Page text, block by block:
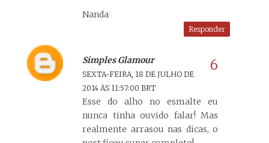
Nanda
Responder
Simples Glamour
SEXTA-FEIRA, 18 DE JULHO DE
2014 ÀS 11:57:00 BRT
Esse do alho no esmalte eu
nunca tinha ouvido falar! Mas
realmente arrasou nas dicas, o